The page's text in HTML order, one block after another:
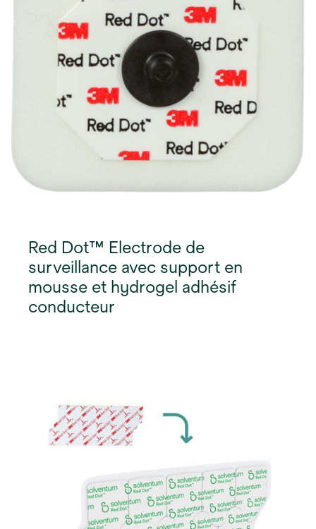
Red Dot™ Electrode de
surveillance avec support en
mousse et hydrogel adhésif
conducteur